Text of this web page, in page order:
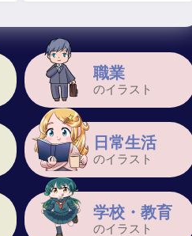
職業
のイラスト
日常生活
のイラスト
学校・教育
のイラスト